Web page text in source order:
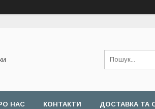
НАС КОНТАКТИ ДОСТАВКА ТА